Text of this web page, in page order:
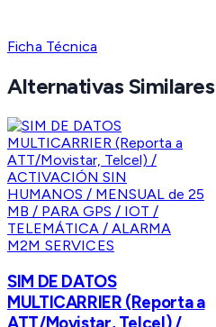
Ficha Técnica
Alternativas Similares
M2M SERVICES
SIM DE DATOS
MULTICARRIER (Reporta a
ATT/Movistar, Telcel) /